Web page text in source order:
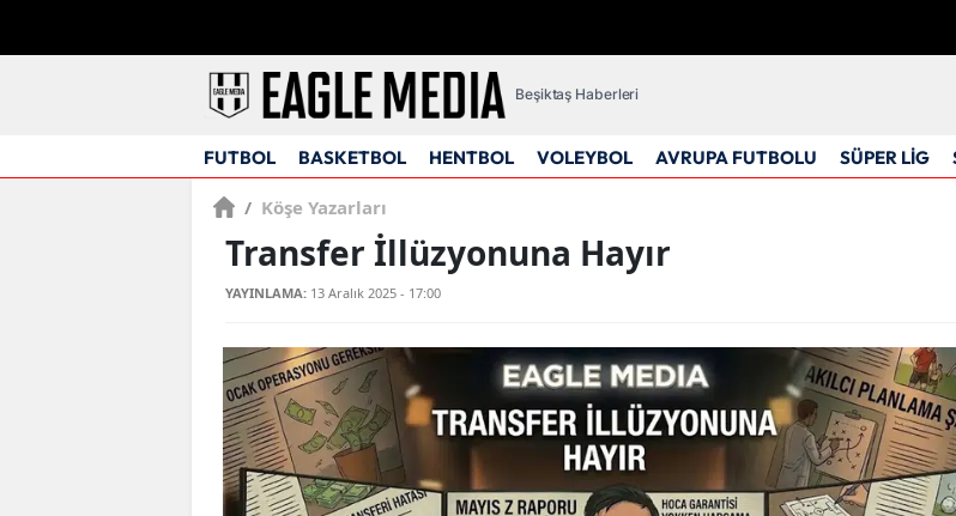
Beşiktaş Haberleri
FUTBOL BASKETBOL HENTBOL VOLEYBOL AVRUPA FUTBOLU SÜPER LİG
/ Köşe Yazarları
Transfer İllüzyonuna Hayır
YAYINLAMA: 13 Aralık 2025 - 17:00